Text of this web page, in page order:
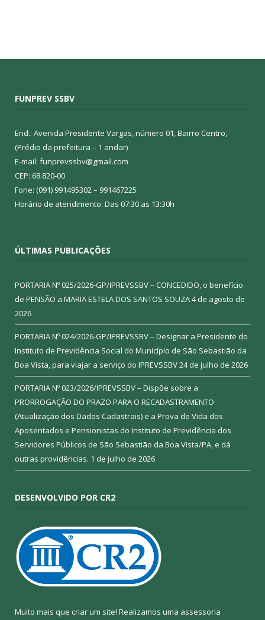
FUNPREV SSBV
End.: Avenida Presidente Vargas, número 01, Bairro Centro,
(Prédio da prefeitura – 1 andar)
E-mail: funprevssbv@gmail.com
CEP: 68.820-00
Fone: (091) 991495302 – 991467225
Horário de atendimento: Das 07:30 as 13:30h
ÚLTIMAS PUBLICAÇÕES
PORTARIA Nº 025/2026-GP/IPREVSSBV – CONCEDIDO, o benefício
de PENSÃO a MARIA ESTELA DOS SANTOS SOUZA4 de agosto de
2026
PORTARIA Nº 024/2026-GP/IPREVSSBV – Designar a Presidente do
Instituto de Previdência Social do Município de São Sebastião da
Boa Vista, para viajar a serviço do IPREVSSBV24 de julho de 2026
PORTARIA Nº 023/2026/IPREVSSBV – Dispõe sobre a
PRORROGAÇÃO DO PRAZO PARA O RECADASTRAMENTO
(Atualização dos Dados Cadastrais) e a Prova de Vida dos
Aposentados e Pensionistas do Instituto de Previdência dos
Servidores Públicos de São Sebastião da Boa Vista/PA, e dá
outras providências. 1 de julho de 2026
DESENVOLVIDO POR CR2
Muito mais que criar um site! Realizamos uma assessoria